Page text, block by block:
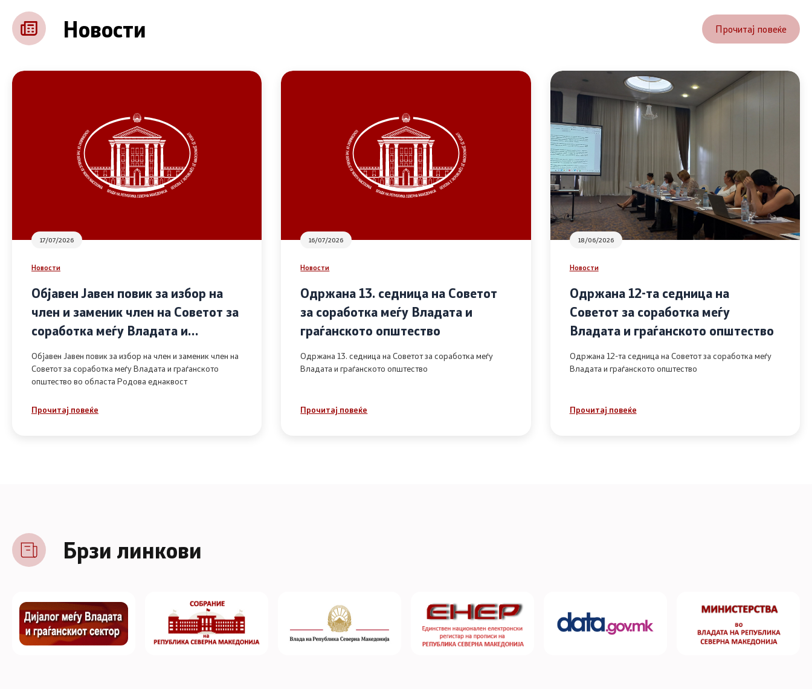
Новости Прочитај повеќе
17/07/2026
Новости
Објавен Јавен повик за избор на
член и заменик член на Советот за
соработка меѓу Владата и
граѓанското општество во областа
Родова еднаквост
Објавен Јавен повик за избор на член и заменик член на
Советот за соработка меѓу Владата и граѓанското
општество во областа Родова еднаквост
Прочитај повеќе
16/07/2026
Новости
Одржана 13. седница на Советот
за соработка меѓу Владата и
граѓанското општество
Одржана 13. седница на Советот за соработка меѓу
Владата и граѓанското општество
Прочитај повеќе
18/06/2026
Новости
Одржана 12-та седница на
Советот за соработка меѓу
Владата и граѓанското општество
Одржана 12-та седница на Советот за соработка меѓу
Владата и граѓанското општество
Прочитај повеќе
Брзи линкови